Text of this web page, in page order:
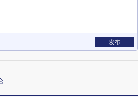
发布